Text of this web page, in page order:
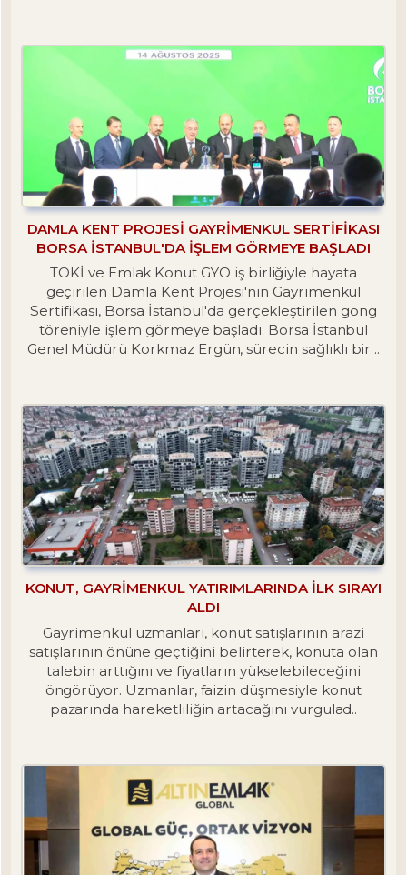
DAMLA KENT PROJESI GAYRIMENKUL SERTIFIKASI
BORSA İSTANBUL'DA İŞLEM GÖRMEYE BAŞLADI
TOKİ ve Emlak Konut GYO iş birliğiyle hayata
geçirilen Damla Kent Projesi'nin Gayrimenkul
Sertifikası, Borsa İstanbul'da gerçekleştirilen gong
töreniyle işlem görmeye başladı. Borsa İstanbul
Genel Müdürü Korkmaz Ergün, sürecin sağlıklı bir ..
KONUT, GAYRIMENKUL YATIRIMLARINDA İLK SIRAYI
ALDI
Gayrimenkul uzmanları, konut satışlarının arazi
satışlarının önüne geçtiğini belirterek, konuta olan
talebin arttığını ve fiyatların yükselebileceğini
öngörüyor. Uzmanlar, faizin düşmesiyle konut
pazarında hareketliliğin artacağını vurgulad..